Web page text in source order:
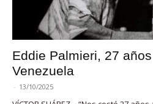
Eddie Palmieri, 27
Venezuela
- 13/10/2025